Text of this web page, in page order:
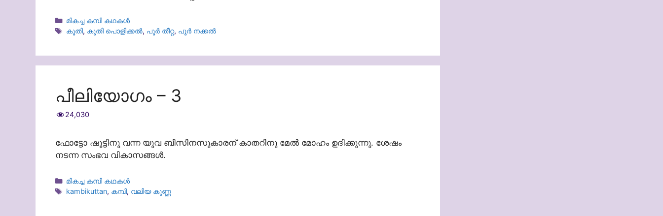
Categories
മികച്ച കമ്പി കഥകൾ
Tags
കൂതി, കൂതി പൊളിക്കൽ, പൂർ തീറ്റ, പൂർ നക്കൽ
പീലിയോഗം – 3
24,030
ഫോട്ടോ ഷൂട്ടിനു വന്ന യുവ ബിസിനസുകാരന് കാതറിനു മേൽ മോഹം ഉദിക്കുന്നു. ശേഷം
നടന്ന സംഭവ വികാസങ്ങൾ.
Categories
മികച്ച കമ്പി കഥകൾ
Tags
kambikuttan, കമ്പി, വലിയ കുണ്ണ